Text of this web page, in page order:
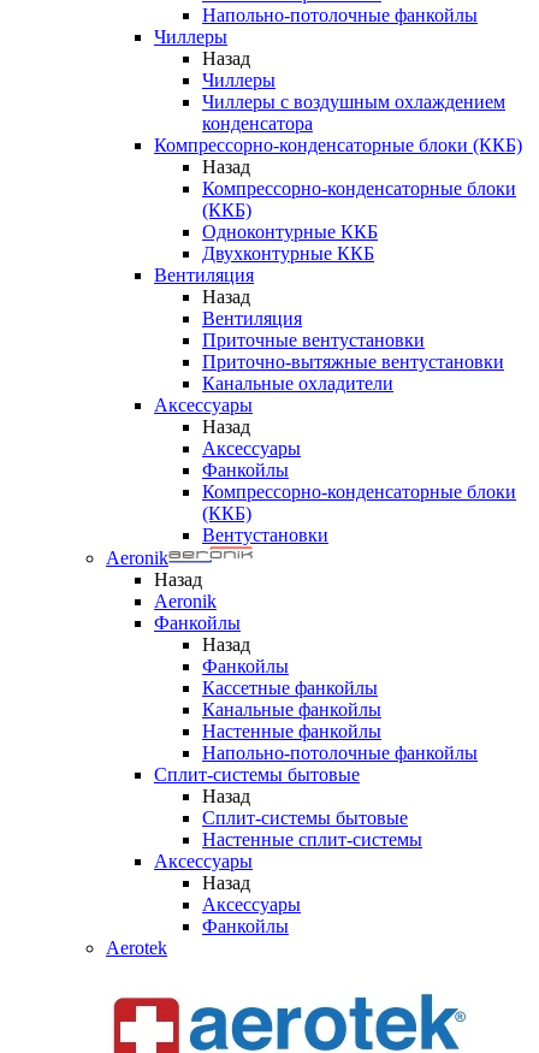
Напольно-потолочные фанкойлы
Чиллеры
Назад
Чиллеры
Чиллеры с воздушным охлаждением
конденсатора
Компрессорно-конденсаторные блоки (ККБ)
Назад
Компрессорно-конденсаторные блоки
(ККБ)
Одноконтурные ККБ
Двухконтурные ККБ
Вентиляция
Назад
Вентиляция
Приточные вентустановки
Приточно-вытяжные вентустановки
Канальные охладители
Аксессуары
Назад
Аксессуары
Фанкойлы
Компрессорно-конденсаторные блоки
(ККБ)
Вентустановки
Aeronik
Назад
Aeronik
Фанкойлы
Назад
Фанкойлы
Кассетные фанкойлы
Канальные фанкойлы
Настенные фанкойлы
Напольно-потолочные фанкойлы
Сплит-системы бытовые
Назад
Сплит-системы бытовые
Настенные сплит-системы
Аксессуары
Назад
Аксессуары
Фанкойлы
Aerotek